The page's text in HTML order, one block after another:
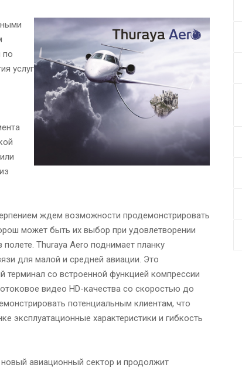
по
услуг
ждем возможности продемонстрировать
может быть их выбор при удовлетворении
Thuraya Aero поднимает планку
для малой и средней авиации. Это
терминал со встроенной функцией компрессии
видео HD-качества со скоростью до
потенциальным клиентам, что
эксплуатационные характеристики и гибкость
авиационный сектор и продолжит